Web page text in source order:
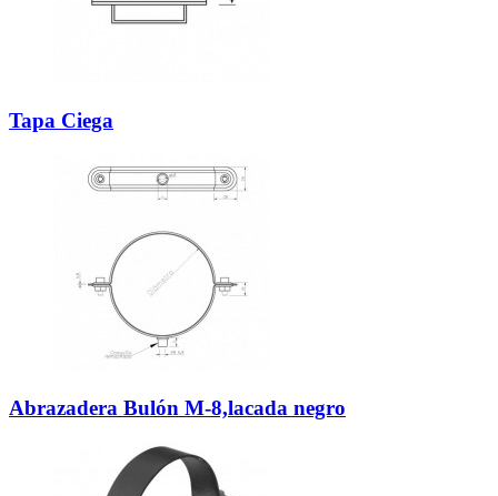
Tapa Ciega
Abrazadera Bulón M-8,lacada negro